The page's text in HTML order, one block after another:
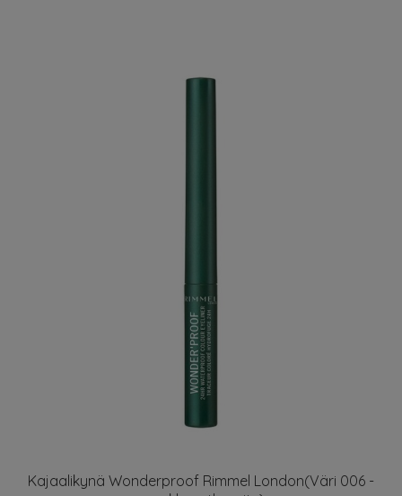
Kajaalikynä Wonderproof Rimmel London(Väri 006 -